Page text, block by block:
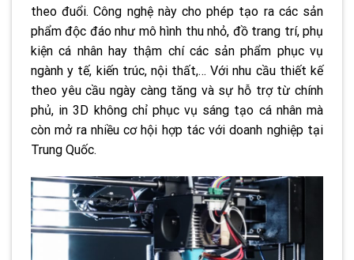
theo đuổi. Công nghệ này cho phép tạo ra các sản
phẩm độc đáo như mô hình thu nhỏ, đồ trang trí, phụ
kiện cá nhân hay thậm chí các sản phẩm phục vụ
ngành y tế, kiến trúc, nội thất,… Với nhu cầu thiết kế
theo yêu cầu ngày càng tăng và sự hỗ trợ từ chính
phủ, in 3D không chỉ phục vụ sáng tạo cá nhân mà
còn mở ra nhiều cơ hội hợp tác với doanh nghiệp tại
Trung Quốc.